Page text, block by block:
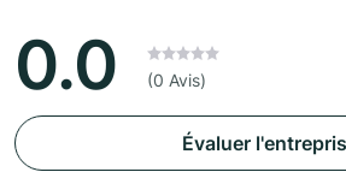
0.0 (0 Avis)
Évaluer